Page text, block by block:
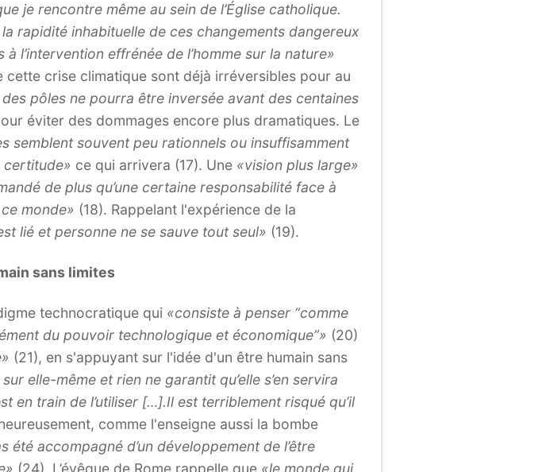
je rencontre même au sein de l’Église catholique.
rapidité inhabituelle de ces changements dangereux
l’intervention effrénée de l’homme sur la nature»
crise climatique sont déjà irréversibles pour au
pôles ne pourra être inversée avant des centaines
éviter des dommages encore plus dramatiques. Le
semblent souvent peu rationnels ou insuffisamment
certitude» ce qui arrivera (17). Une «vision plus large»
de plus qu’une certaine responsabilité face à
monde» (18). Rappelant l'expérience de la
lié et personne ne se sauve tout seul» (19).
sans limites
technocratique qui «consiste à penser “comme
du pouvoir technologique et économique”» (20)
(21), en s'appuyant sur l'idée d'un être humain sans
elle-même et rien ne garantit qu’elle s’en servira
en train de l’utiliser […].Il est terriblement risqué qu’il
comme l'enseigne aussi la bombe
été accompagné d’un développement de l’être
(24). L’évêque de Rome rappelle que «le monde qui